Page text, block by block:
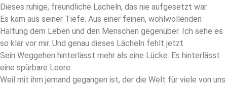
Dieses ruhige, freundliche Lächeln, das nie aufgesetzt war.
Es kam aus seiner Tiefe. Aus einer feinen, wohlwollenden
Haltung dem Leben und den Menschen gegenüber. Ich sehe es
so klar vor mir. Und genau dieses Lächeln fehlt jetzt.
Sein Weggehen hinterlässt mehr als eine Lücke. Es hinterlässt
eine spürbare Leere.
Weil mit ihm jemand gegangen ist, der die Welt für viele von uns